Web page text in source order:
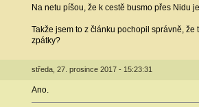
Na netu píšou, že k cestě busmo přes Nidu
Takže jsem to z článku pochopil správně,
zpátky?
středa, 27. prosince 2017 - 15:23:31
Ano.